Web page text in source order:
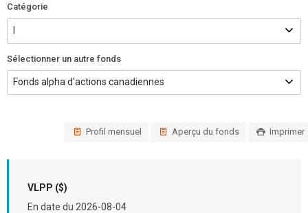
Catégorie
Sélectionner un autre fonds
Profil mensuel Aperçu du fonds Imprimer
VLPP ($)
En date du 2026-08-04